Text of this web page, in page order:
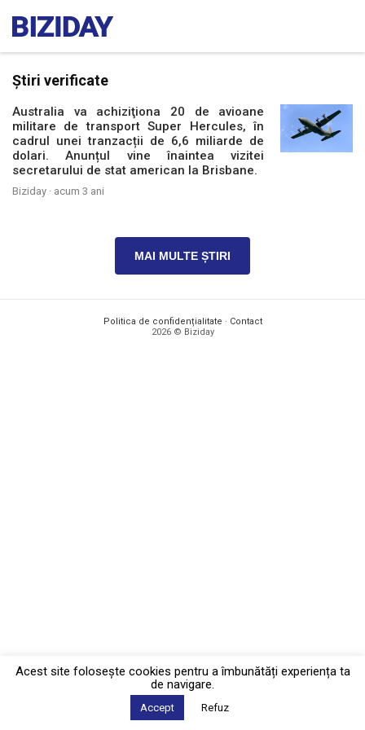
Știri verificate
Australia va achiziţiona 20 de avioane
militare de transport Super Hercules, în
cadrul unei tranzacții de 6,6 miliarde de
dolari. Anunțul vine înaintea vizitei
secretarului de stat american la Brisbane.
Biziday · acum 3 ani
MAI MULTE ȘTIRI
Politica de confidențialitate · Contact
2026 © Biziday
Acest site foloseşte cookies pentru a îmbunătăți experiența ta
de navigare.
Accept Refuz